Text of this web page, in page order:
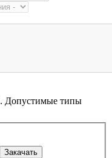
. Допустимые типы